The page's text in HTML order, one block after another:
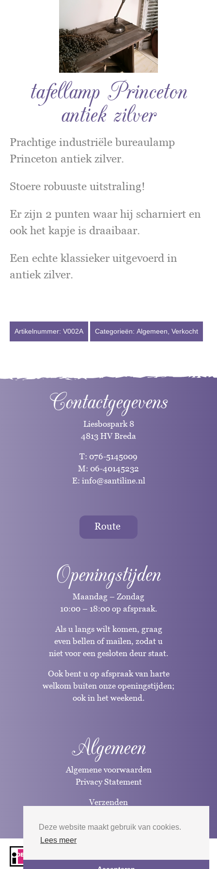
Deze website maakt gebruik van cookies.
Lees meer
tafellamp Princeton
antiek zilver
Prachtige industriële bureaulamp
Princeton antiek zilver.
Stoere robuuste uitstraling!
Er zijn 2 punten waar hij scharniert en
ook het kapje is draaibaar.
Een echte klassieker uitgevoerd in
antiek zilver.
Artikelnummer: V002A Categorieën: Algemeen Verkocht
Contactgegevens
Liesbospark 8
4813 HV Breda
T: 076-5145009
M: 06-40145232
E: info@santiline.nl
Route
Openingstijden
Maandag – Zondag
10:00 – 18:00 op afspraak.
Als u langs wilt komen, graag
even bellen of mailen, zodat u
niet voor een gesloten deur staat.
Ook bent u op afspraak van harte
welkom buiten onze openingstijden;
ook in het weekend.
Algemeen
Algemene voorwaarden
Privacy Statement
Verzenden